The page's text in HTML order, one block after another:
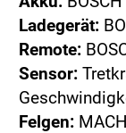
Ladegerät:
Remote:
Sensor:
Felgen: